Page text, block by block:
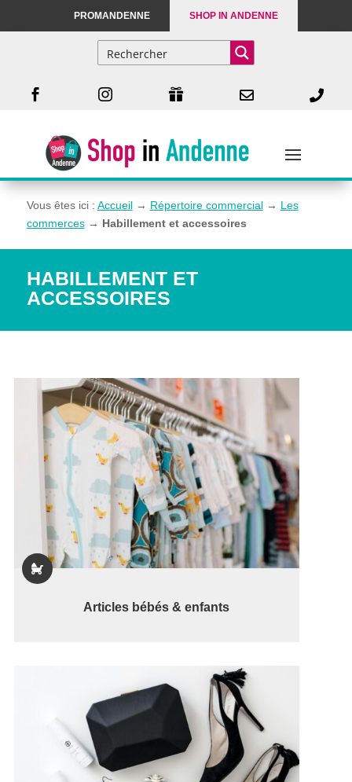
PROMANDENNE SHOP IN ANDENNE
    
Vous êtes ici : Accueil→ Répertoire commercial→ Les
commerces→ Habillement et accessoires
HABILLEMENT ET
ACCESSOIRES

Articles bébés & enfants